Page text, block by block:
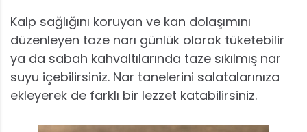
Kalp sağlığını koruyan ve kan dolaşımını
düzenleyen taze narı günlük olarak tüketebilir
ya da sabah kahvaltılarında taze sıkılmış nar
suyu içebilirsiniz. Nar tanelerini salatalarınıza
ekleyerek de farklı bir lezzet katabilirsiniz.